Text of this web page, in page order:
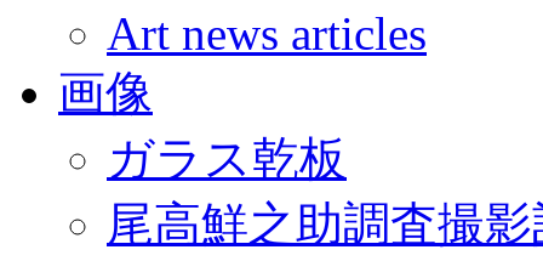
Art news articles
画像
ガラス乾板
尾高鮮之助調査撮